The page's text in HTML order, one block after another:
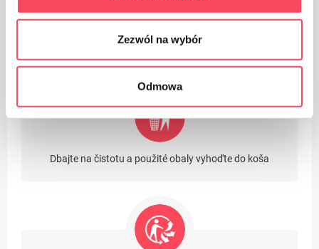
Zezwól na wybór
Odmowa
Balenie z kartónu
Dbajte na čistotu a použité obaly vyhoďte do koša